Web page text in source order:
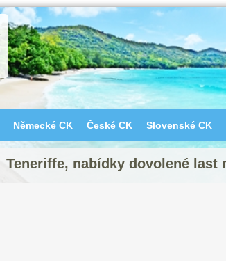
Německé CK České CK Slovenské CK
Teneriffe, nabídky dovolené last